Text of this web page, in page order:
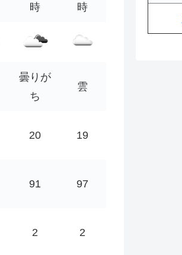
時
時
曇りが
ち
雲
20 19
91 97
2 2